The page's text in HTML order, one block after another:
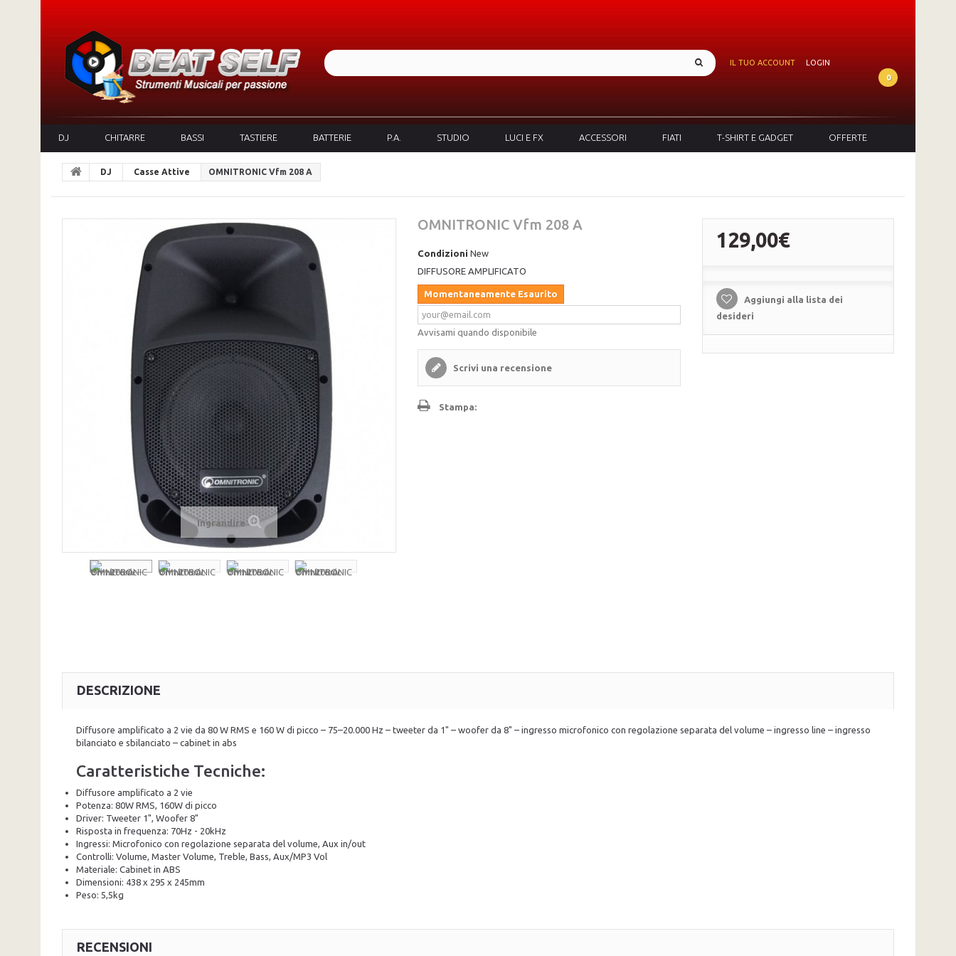
IL TUO ACCOUNT
LOGIN
0
DJ CHITARRE BASSI TASTIERE BATTERIE P.A. STUDIO LUCI E FX ACCESSORI FIATI T-SHIRT E GADGET OFFERTE
DJ Casse Attive OMNITRONIC Vfm 208 A
Ingrandire
OMNITRONIC Vfm 208 A
Condizioni New
DIFFUSORE AMPLIFICATO
Momentaneamente Esaurito
Avvisami quando disponibile
Scrivi una recensione
Stampa:
129,00€
Aggiungi alla lista dei
desideri
DESCRIZIONE
Diffusore amplificato a 2 vie da 80 W RMS e 160 W di picco – 75–20.000 Hz – tweeter da 1" – woofer da 8" – ingresso microfonico con regolazione separata del volume – ingresso line – ingresso
bilanciato e sbilanciato – cabinet in abs
Caratteristiche Tecniche:
Diffusore amplificato a 2 vie
Potenza: 80W RMS, 160W di picco
Driver: Tweeter 1", Woofer 8"
Risposta in frequenza: 70Hz - 20kHz
Ingressi: Microfonico con regolazione separata del volume, Aux in/out
Controlli: Volume, Master Volume, Treble, Bass, Aux/MP3 Vol
Materiale: Cabinet in ABS
Dimensioni: 438 x 295 x 245mm
Peso: 5,5kg
RECENSIONI